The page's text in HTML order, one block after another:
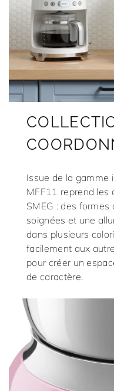
Issue de la gamme
MFF11 reprend les
SMEG : des formes
soignées et une
dans plusieurs
facilement aux
pour créer un
de caractère.